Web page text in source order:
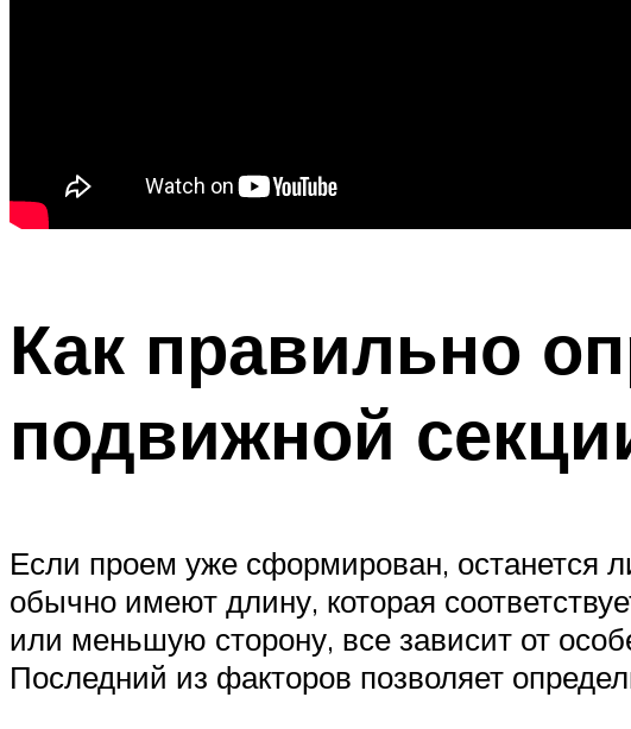
Как правильно
подвижной
Если проем уже сформирован, останется
обычно имеют длину, которая
или меньшую сторону, все зависит от
Последний из факторов позволяет